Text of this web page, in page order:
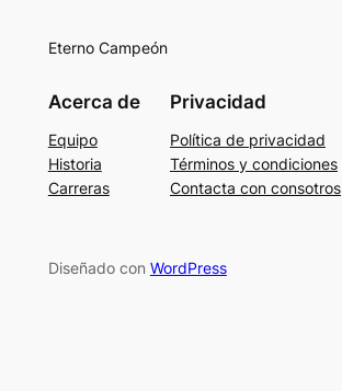
Eterno Campeón
Acerca de
Equipo
Historia
Carreras
Privacidad
Política de privacidad
Términos y condiciones
Contacta con consotros
Diseñado con WordPress